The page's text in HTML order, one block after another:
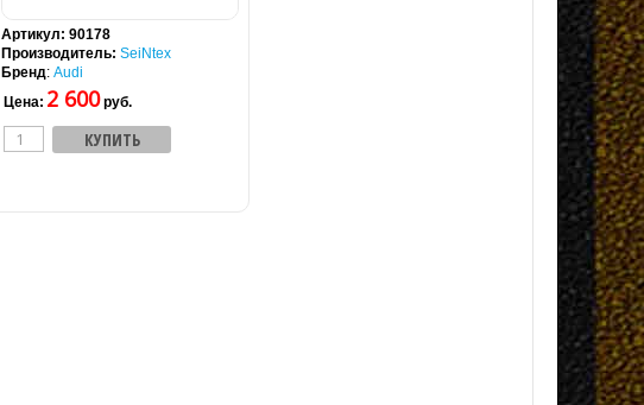
Артикул: 90178
Производитель: SeiNtex
Бренд: Audi
Цена: 2 600руб.